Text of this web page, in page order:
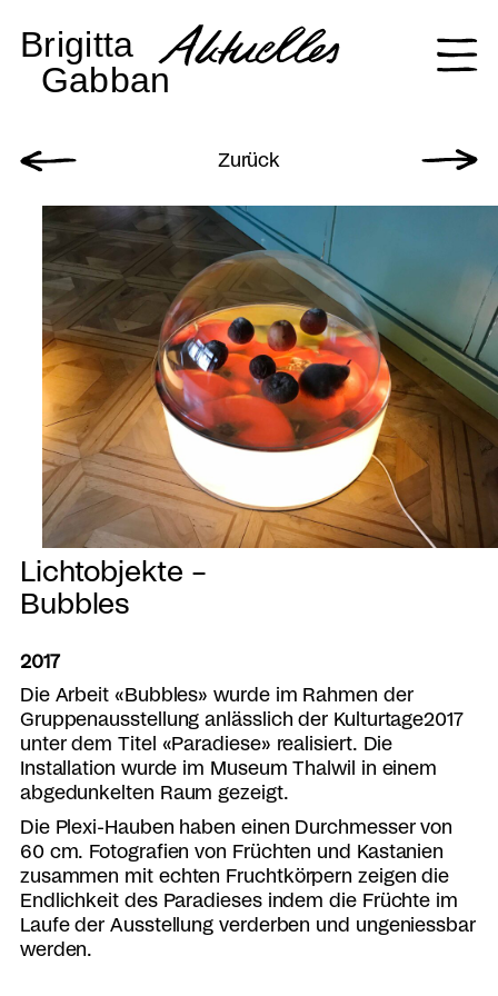
Zurück
Lichtobjekte –
Bubbles
2017
Die Arbeit «Bubbles» wurde im Rahmen der
Gruppenausstellung anlässlich der Kulturtage2017
unter dem Titel «Paradiese» realisiert. Die
Installation wurde im Museum Thalwil in einem
abgedunkelten Raum gezeigt.
Die Plexi-Hauben haben einen Durchmesser von
60 cm. Fotografien von Früchten und Kastanien
zusammen mit echten Fruchtkörpern zeigen die
Endlichkeit des Paradieses indem die Früchte im
Laufe der Ausstellung verderben und ungeniessbar
werden.